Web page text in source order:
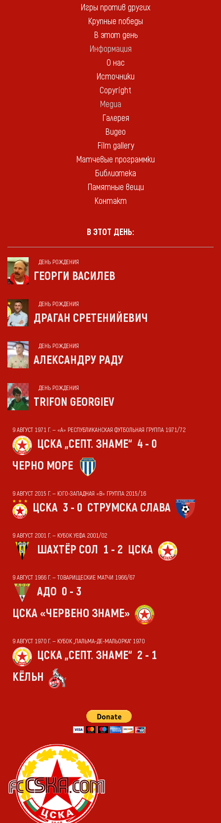
Игры против других
Крупные победы
В этот день
Информация
О нас
Источники
Copyright
Медиа
Галерея
Видео
Film gallery
Матчевые программки
Библиотека
Памятные вещи
Контакт
В ЭТОТ ДЕНЬ:
ДЕНЬ РОЖДЕНИЯ
ГЕОРГИ ВАСИЛЕВ
ДЕНЬ РОЖДЕНИЯ
ДРАГАН СРЕТЕНИЙЕВИЧ
ДЕНЬ РОЖДЕНИЯ
АЛЕКСАНДРУ РАДУ
ДЕНЬ РОЖДЕНИЯ
TRIFON GEORGIEV
9 АВГУСТ 1971 Г. — «А» РЕСПУБЛИКАНСКАЯ ФУТБОЛЬНАЯ ГРУППА 1971/72
ЦСКА „СЕПТ. ЗНАМЕ“ 4 - 0
ЧЕРНО МОРЕ
9 АВГУСТ 2015 Г. — ЮГО-ЗАПАДНАЯ «В» ГРУППА 2015/16
ЦСКА 3 - 0 СТРУМСКА СЛАВА
9 АВГУСТ 2001 Г. — КУБОК УЕФА 2001/02
ШАХТЁР СОЛ 1 - 2 ЦСКА
9 АВГУСТ 1966 Г. — ТОВАРИЩЕСКИЕ МАТЧИ 1966/67
АДО 0 - 3
ЦСКА «ЧЕРВЕНО ЗНАМЕ»
9 АВГУСТ 1970 Г. — КУБОК „ПАЛЬМА-ДЕ-МАЛЬОРКА“ 1970
ЦСКА „СЕПТ. ЗНАМЕ“ 2 - 1
КЁЛЬН